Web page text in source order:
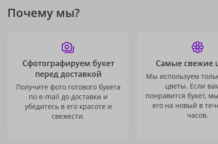
Почему мы?
Сфотографируем букет
перед доставкой
Получите фото готового букета
по e-mail до доставки и
убедитесь в его красоте и
свежести.
Самые свежие
Мы используем
цветы. Если
понравится букет,
его на новый в
часов.